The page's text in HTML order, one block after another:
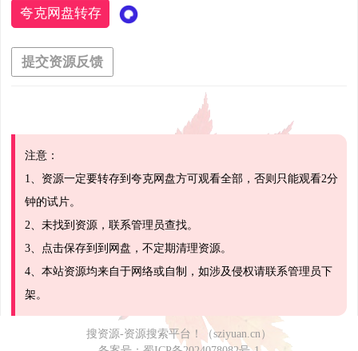
夸克网盘转存
提交资源反馈
注意：
1、资源一定要转存到夸克网盘方可观看全部，否则只能观看2分
钟的试片。
2、未找到资源，联系管理员查找。
3、点击保存到到网盘，不定期清理资源。
4、本站资源均来自于网络或自制，如涉及侵权请联系管理员下
架。
搜资源-资源搜索平台！（sziyuan.cn）